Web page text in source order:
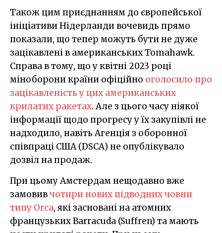
Також цим приєднанням до європейської
ініціативи Нідерланди вочевидь прямо
показали, що тепер можуть бути не дуже
зацікавлені в американських Tomahawk.
Справа в тому, що у квітні 2023 році
міноборони країни офіційно оголосило про
зацікавленість у цих американських
крилатих ракетах. Але з цього часу ніякої
інформації щодо прогресу у їх закупівлі не
надходило, навіть Агенція з оборонної
співпраці США (DSCA) не опублікувало
дозвіл на продаж.
При цьому Амстердам нещодавно вже
замовивчотири нових підводних човни
типу Orca, які засновані на атомних
французьких Barracuda (Suffren) та мають